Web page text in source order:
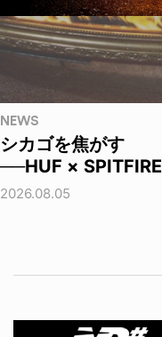
NEWS
シカゴを焦がす
──HUF × SPITFIRE
2026.08.05